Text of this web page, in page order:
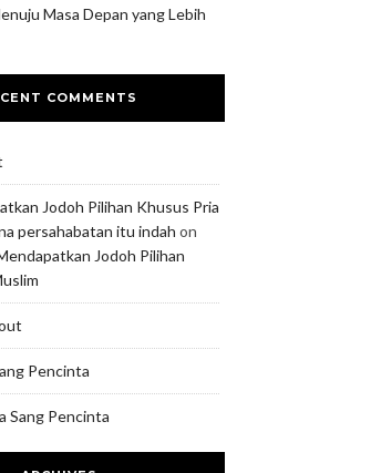
Masa Depan yang Lebih
COMMENTS
Jodoh Pilihan Khusus Pria
persahabatan itu indah on
Jodoh Pilihan
Pencinta
Sang Pencinta